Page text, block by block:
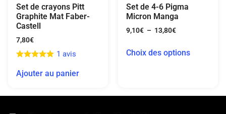
Set de crayons Pitt
Graphite Mat Faber-
Castell
7,80€
1 avis
Ajouter au panier
Set de 4-6 Pigma
Micron Manga
9,10€ – 13,80€
Choix des options